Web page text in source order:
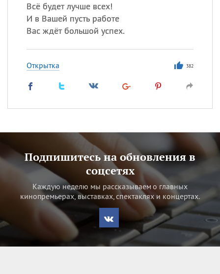
Всё будет лучше всех!
И в Вашей пусть работе
Вас ждёт большой успех.
Открытка 382
Подпишитесь на обновления в
соцсетях
Каждую неделю мы рассказываем о главных
кинопремьерах, выставках, спектаклях и концертах.